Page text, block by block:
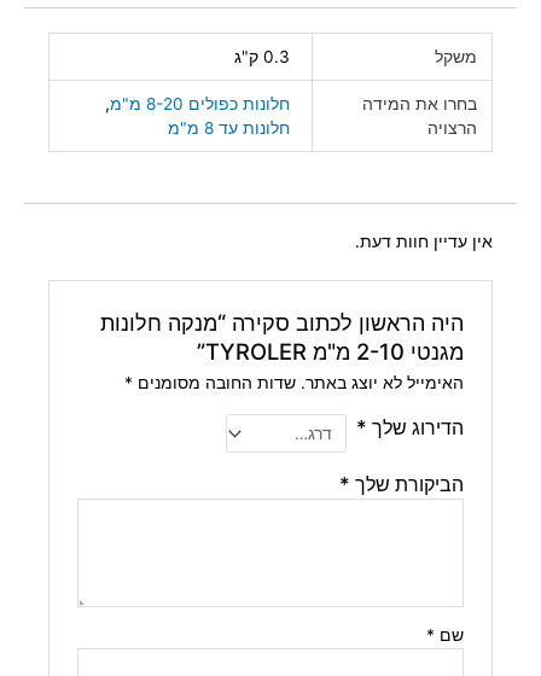
משקל 0.3 ק"ג
בחרו את המידה
הרצויה
חלונות כפולים 8-20 מ"מ
,
חלונות עד 8 מ"מ
אין עדיין חוות דעת.
היה הראשון לכתוב סקירה “מנקה חלונות
מגנטי 2-10 מ"מ TYROLER”
האימייל לא יוצג באתר. שדות החובה מסומנים *
הדירוג שלך *
הביקורת שלך *
שם *